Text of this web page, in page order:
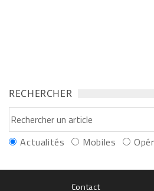
RECHERCHER
Actualités Mobiles
Contact